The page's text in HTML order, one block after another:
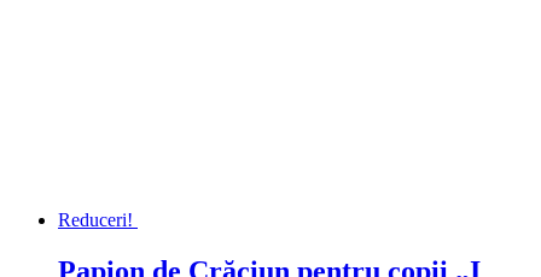
Reduceri!